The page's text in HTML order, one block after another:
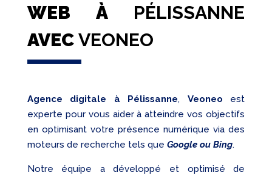
WEB À PÉLISSANNE
AVEC VEONEO
Agence digitale à Pélissanne, Veoneo est
experte pour vous aider à atteindre vos objectifs
en optimisant votre présence numérique via des
moteurs de recherche tels que Google ou Bing.
Notre équipe a développé et optimisé de